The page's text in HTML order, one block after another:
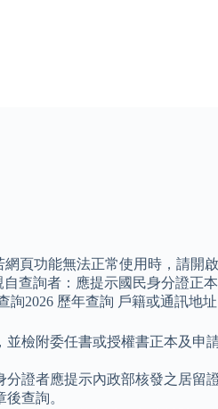
頁功能無法正常使用時，請開
查詢者：應提示國民身分證
2026 歷年查詢 戶籍或通訊地
檢附委任書或授權書正本及
證者應提示內政部核發之居
查詢。